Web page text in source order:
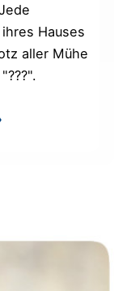
Hauses
aller Mühe
und